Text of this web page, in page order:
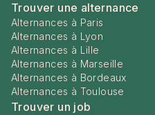
Trouver une alternance
Alternances à Paris
Alternances à Lyon
Alternances à Lille
Alternances à Marseille
Alternances à Bordeaux
Alternances à Toulouse
Trouver un job